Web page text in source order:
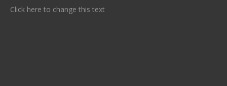
Click here to change this text